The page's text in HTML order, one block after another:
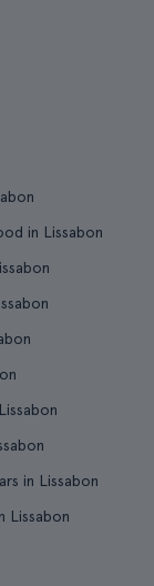
in Lissabon
in Lissabon
Lissabon